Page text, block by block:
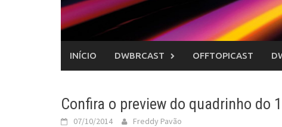
INÍCIO DWBRCAST OFFTOPICAST
Confira o preview do quadrinho do
07/10/2014 Freddy Pavão